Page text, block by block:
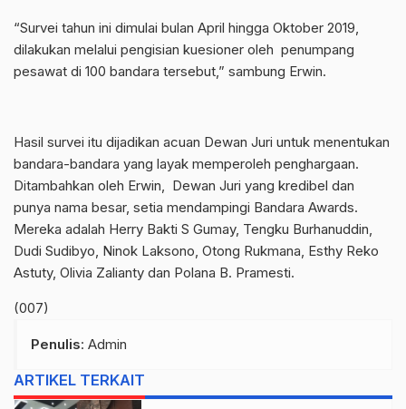
“Survei tahun ini dimulai bulan April hingga Oktober 2019,
dilakukan melalui pengisian kuesioner oleh penumpang
pesawat di 100 bandara tersebut,” sambung Erwin.
Hasil survei itu dijadikan acuan Dewan Juri untuk menentukan
bandara-bandara yang layak memperoleh penghargaan.
Ditambahkan oleh Erwin, Dewan Juri yang kredibel dan
punya nama besar, setia mendampingi Bandara Awards.
Mereka adalah Herry Bakti S Gumay, Tengku Burhanuddin,
Dudi Sudibyo, Ninok Laksono, Otong Rukmana, Esthy Reko
Astuty, Olivia Zalianty dan Polana B. Pramesti.
(007)
Penulis: Admin
ARTIKEL TERKAIT